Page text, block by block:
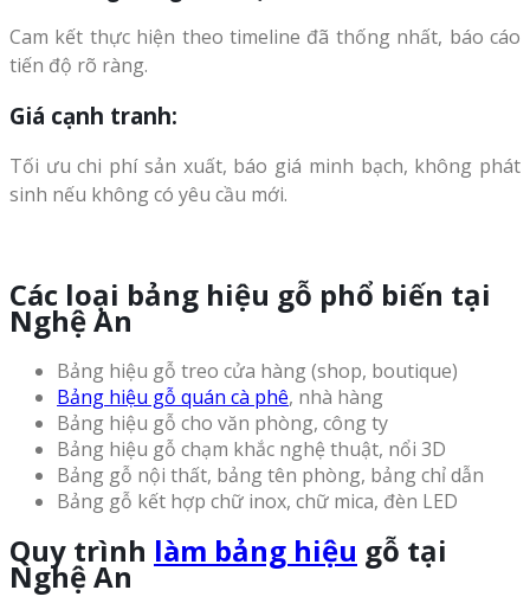
Cam kết thực hiện theo timeline đã thống nhất, báo cáo
tiến độ rõ ràng.
Giá cạnh tranh:
Tối ưu chi phí sản xuất, báo giá minh bạch, không phát
sinh nếu không có yêu cầu mới.
Các loại bảng hiệu gỗ phổ biến tại
Nghệ An
Bảng hiệu gỗ treo cửa hàng (shop, boutique)
Bảng hiệu gỗ quán cà phê, nhà hàng
Bảng hiệu gỗ cho văn phòng, công ty
Bảng hiệu gỗ chạm khắc nghệ thuật, nổi 3D
Bảng gỗ nội thất, bảng tên phòng, bảng chỉ dẫn
Bảng gỗ kết hợp chữ inox, chữ mica, đèn LED
Quy trình làm bảng hiệu gỗ tại
Nghệ An